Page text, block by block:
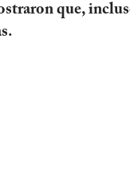
que,